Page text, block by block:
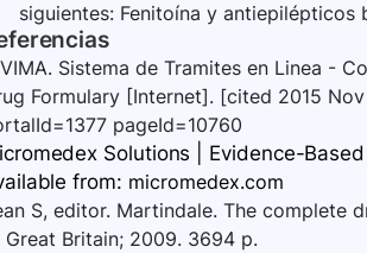
siguientes: Fenitoína y antiepilépticos
Sistema de Tramites en Linea -
Formulary [Internet]. [cited 2015
pageId=10760
Solutions | Evidence-
from: micromedex.com
S, editor. Martindale. The complete
Britain; 2009. 3694 p.